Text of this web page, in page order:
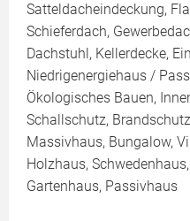
Satteldacheindeckung,
Schieferdach,
Dachstuhl, Kellerdecke,
Niedrigenergiehaus /
Ökologisches Bauen,
Schallschutz,
Massivhaus, Bungalow,
Holzhaus,
Gartenhaus, Passivhaus